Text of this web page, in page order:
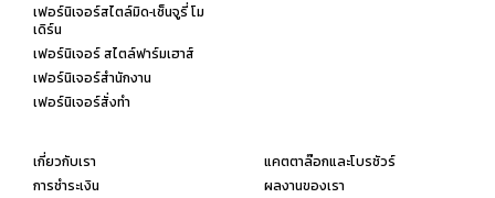
เฟอร์นิเจอร์สไตล์มิด-เซ็นจูรี่ โม
เดิร์น
เฟอร์นิเจอร์ สไตล์ฟาร์มเฮาส์
เฟอร์นิเจอร์สำนักงาน
เฟอร์นิเจอร์สั่งทำ
เกี่ยวกับเรา
การชำระเงิน
แคตตาล๊อกและโบรชัวร์
ผลงานของเรา